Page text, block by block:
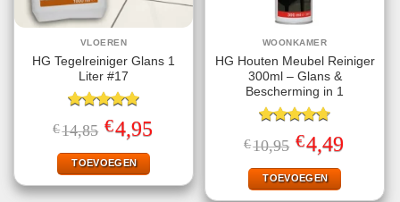
VLOEREN
HG Tegelreiniger Glans 1
Liter #17
Gewaardeerd
5.00uit 5
€14,85 Oorspronkelijke
prijs
was:
€14,85.
€4,95prijs
TOEVOEGEN
WOONKAMER
HG Houten Meubel Reiniger
300ml – Glans &
Bescherming in 1
Gewaardeerd
4.75uit 5
€10,95 Oorspronkelijke
prijs
was:
€10,95.
€4,49Huidige
prijs
TOEVOEGEN